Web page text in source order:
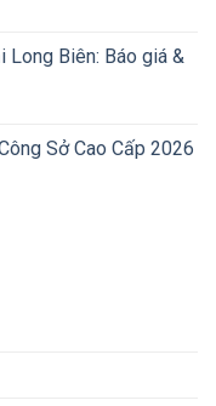
Biên: Báo giá &
Sở Cao Cấp 2026